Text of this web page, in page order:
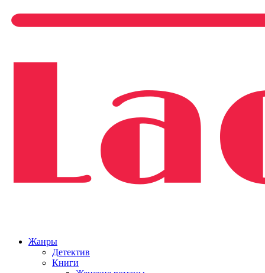
Жанры
Детектив
Книги